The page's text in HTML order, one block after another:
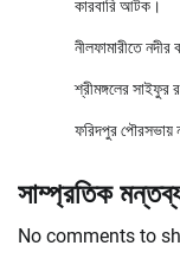
কারবারি আটক।
নীলফামারীতে নদীর
শ্রীমঙ্গলের সাইফুর
ফরিদপুর পৌরসভায়
সাম্প্রতিক
No comments to